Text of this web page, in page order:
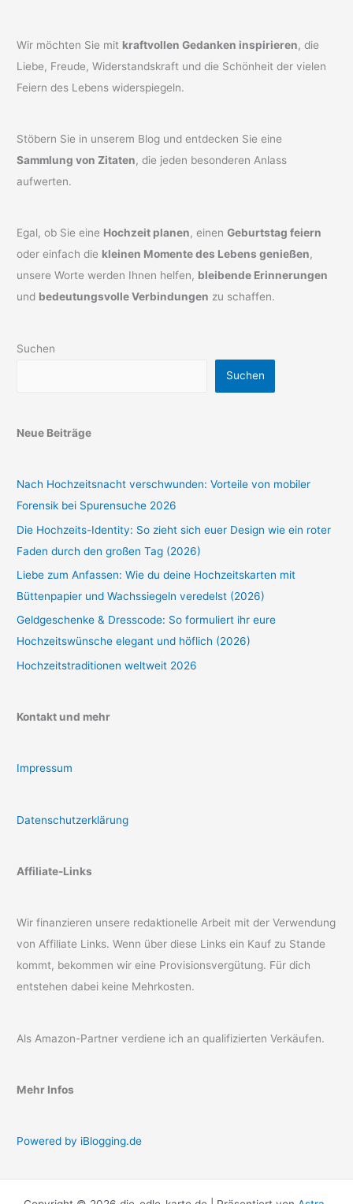
Wir möchten Sie mit kraftvollen Gedanken inspirieren, die
Liebe, Freude, Widerstandskraft und die Schönheit der vielen
Feiern des Lebens widerspiegeln.
Stöbern Sie in unserem Blog und entdecken Sie eine
Sammlung von Zitaten, die jeden besonderen Anlass
aufwerten.
Egal, ob Sie eine Hochzeit planen, einenGeburtstag feiern
oder einfach die kleinen Momente des Lebens genießen,
unsere Worte werden Ihnen helfen, bleibende Erinnerungen
und bedeutungsvolle Verbindungen zu schaffen.
Suchen
Suchen
Neue Beiträge
Nach Hochzeitsnacht verschwunden: Vorteile von mobiler
Forensik bei Spurensuche 2026
Die Hochzeits-Identity: So zieht sich euer Design wie ein roter
Faden durch den großen Tag (2026)
Liebe zum Anfassen: Wie du deine Hochzeitskarten mit
Büttenpapier und Wachssiegeln veredelst (2026)
Geldgeschenke & Dresscode: So formuliert ihr eure
Hochzeitswünsche elegant und höflich (2026)
Hochzeitstraditionen weltweit 2026
Kontakt und mehr
Impressum
Datenschutzerklärung
Affiliate-Links
Wir finanzieren unsere redaktionelle Arbeit mit der Verwendung
von Affiliate Links. Wenn über diese Links ein Kauf zu Stande
kommt, bekommen wir eine Provisionsvergütung. Für dich
entstehen dabei keine Mehrkosten.
Als Amazon-Partner verdiene ich an qualifizierten Verkäufen.
Mehr Infos
Powered by iBlogging.de